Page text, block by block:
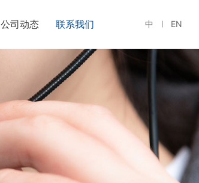
公司动态 联系我们 中 EN